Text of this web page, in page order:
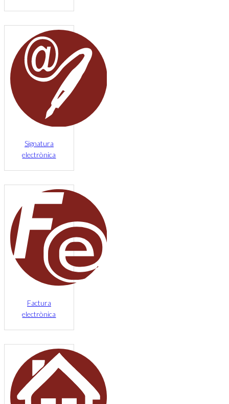
Signatura
electrònica
Factura
electrònica